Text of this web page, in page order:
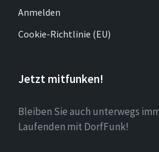
Anmelden
Cookie-Richtlinie (EU)
Jetzt mitfunken!
Bleiben Sie auch unterwegs
Laufenden mit DorfFunk!